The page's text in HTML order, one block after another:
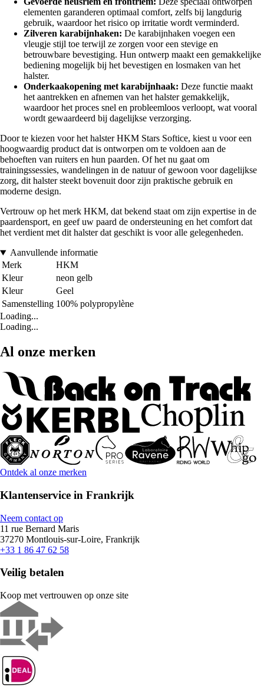
elementen garanderen optimaal comfort, zelfs bij langdurig
gebruik, waardoor het risico op irritatie wordt verminderd.
Zilveren karabijnhaken: De karabijnhaken voegen een
vleugje stijl toe terwijl ze zorgen voor een stevige en
betrouwbare bevestiging. Hun ontwerp maakt een gemakkelijke
bediening mogelijk bij het bevestigen en losmaken van het
halster.
Onderkaakopening met karabijnhaak: Deze functie maakt
het aantrekken en afnemen van het halster gemakkelijk,
waardoor het proces snel en probleemloos verloopt, wat vooral
wordt gewaardeerd bij dagelijkse verzorging.
Door te kiezen voor het halster HKM Stars Softice, kiest u voor een
hoogwaardig product dat is ontworpen om te voldoen aan de
behoeften van ruiters en hun paarden. Of het nu gaat om
trainingssessies, wandelingen in de natuur of gewoon voor dagelijkse
zorg, dit halster steekt bovenuit door zijn praktische gebruik en
moderne design.
Vertrouw op het merk HKM, dat bekend staat om zijn expertise in de
paardensport, en geef uw paard de ondersteuning en het comfort dat
het verdient met dit halster dat geschikt is voor alle gelegenheden.
Aanvullende informatie
Merk
HKM
Kleur
neon gelb
Kleur
Geel
Samenstelling 100% polypropylène
Loading...
Loading...
Al onze merken
Ontdek al onze merken
Klantenservice in Frankrijk
Neem contact op
11 rue Bernard Maris
37270 Montlouis-sur-Loire, Frankrijk
+33 1 86 47 62 58
Veilig betalen
Koop met vertrouwen op onze site